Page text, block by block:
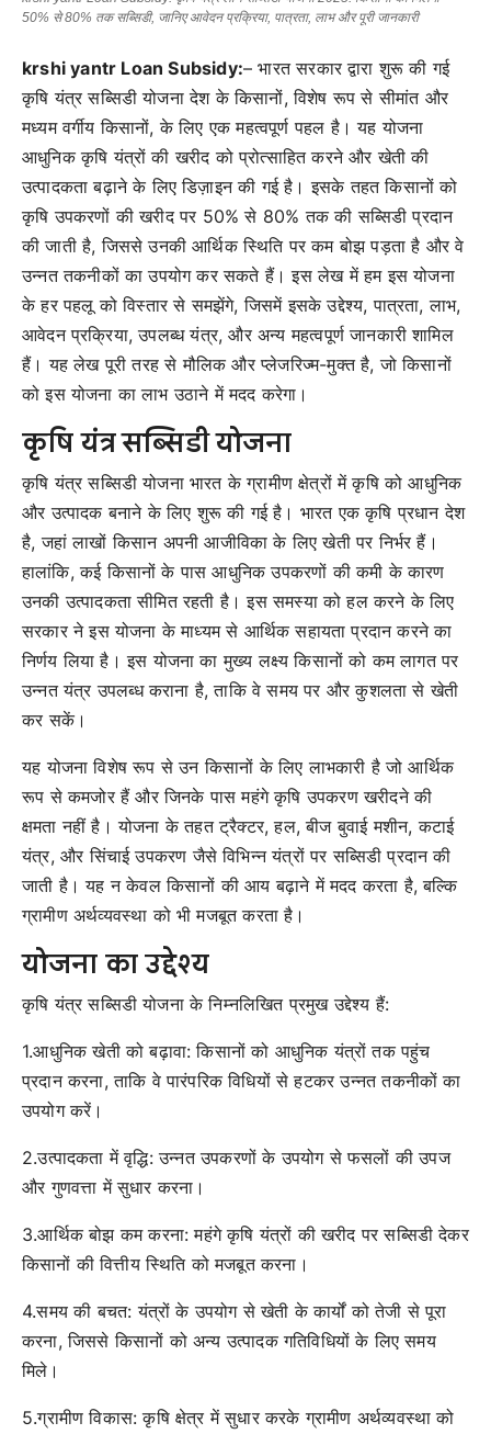
50% से 80% तक सब्सिडी, जानिए आवेदन प्रक्रिया, पात्रता, लाभ और पूरी जानकारी
krshi yantr Loan Subsidy:– भारत सरकार द्वारा शुरू की गई
कृषि यंत्र सब्सिडी योजना देश के किसानों, विशेष रूप से सीमांत और
मध्यम वर्गीय किसानों, के लिए एक महत्वपूर्ण पहल है। यह योजना
आधुनिक कृषि यंत्रों की खरीद को प्रोत्साहित करने और खेती की
उत्पादकता बढ़ाने के लिए डिज़ाइन की गई है। इसके तहत किसानों को
कृषि उपकरणों की खरीद पर 50% से 80% तक की सब्सिडी प्रदान
की जाती है, जिससे उनकी आर्थिक स्थिति पर कम बोझ पड़ता है और वे
उन्नत तकनीकों का उपयोग कर सकते हैं। इस लेख में हम इस योजना
के हर पहलू को विस्तार से समझेंगे, जिसमें इसके उद्देश्य, पात्रता, लाभ,
आवेदन प्रक्रिया, उपलब्ध यंत्र, और अन्य महत्वपूर्ण जानकारी शामिल
हैं। यह लेख पूरी तरह से मौलिक और प्लेजरिज्म-मुक्त है, जो किसानों
को इस योजना का लाभ उठाने में मदद करेगा।
कृषि यंत्र सब्सिडी योजना
कृषि यंत्र सब्सिडी योजना भारत के ग्रामीण क्षेत्रों में कृषि को आधुनिक
और उत्पादक बनाने के लिए शुरू की गई है। भारत एक कृषि प्रधान देश
है, जहां लाखों किसान अपनी आजीविका के लिए खेती पर निर्भर हैं।
हालांकि, कई किसानों के पास आधुनिक उपकरणों की कमी के कारण
उनकी उत्पादकता सीमित रहती है। इस समस्या को हल करने के लिए
सरकार ने इस योजना के माध्यम से आर्थिक सहायता प्रदान करने का
निर्णय लिया है। इस योजना का मुख्य लक्ष्य किसानों को कम लागत पर
उन्नत यंत्र उपलब्ध कराना है, ताकि वे समय पर और कुशलता से खेती
कर सकें।
यह योजना विशेष रूप से उन किसानों के लिए लाभकारी है जो आर्थिक
रूप से कमजोर हैं और जिनके पास महंगे कृषि उपकरण खरीदने की
क्षमता नहीं है। योजना के तहत ट्रैक्टर, हल, बीज बुवाई मशीन, कटाई
यंत्र, और सिंचाई उपकरण जैसे विभिन्न यंत्रों पर सब्सिडी प्रदान की
जाती है। यह न केवल किसानों की आय बढ़ाने में मदद करता है, बल्कि
ग्रामीण अर्थव्यवस्था को भी मजबूत करता है।
योजना का उद्देश्य
कृषि यंत्र सब्सिडी योजना के निम्नलिखित प्रमुख उद्देश्य हैं:
1.आधुनिक खेती को बढ़ावा: किसानों को आधुनिक यंत्रों तक पहुंच
प्रदान करना, ताकि वे पारंपरिक विधियों से हटकर उन्नत तकनीकों का
उपयोग करें।
2.उत्पादकता में वृद्धि: उन्नत उपकरणों के उपयोग से फसलों की उपज
और गुणवत्ता में सुधार करना।
3.आर्थिक बोझ कम करना: महंगे कृषि यंत्रों की खरीद पर सब्सिडी देकर
किसानों की वित्तीय स्थिति को मजबूत करना।
4.समय की बचत: यंत्रों के उपयोग से खेती के कार्यों को तेजी से पूरा
करना, जिससे किसानों को अन्य उत्पादक गतिविधियों के लिए समय
मिले।
5.ग्रामीण विकास: कृषि क्षेत्र में सुधार करके ग्रामीण अर्थव्यवस्था को